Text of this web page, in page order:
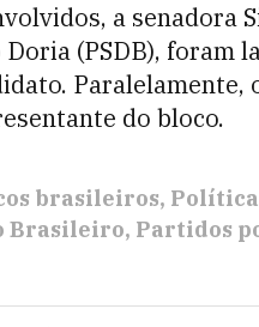
a senadora
(PSDB), foram
Paralelamente,
do bloco.
brasileiros
Brasileiro Partidos